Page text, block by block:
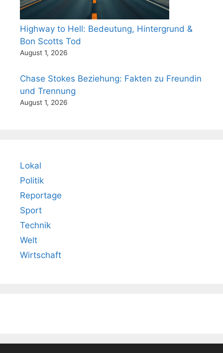
Highway to Hell: Bedeutung, Hintergrund &
Bon Scotts Tod
August 1, 2026
Chase Stokes Beziehung: Fakten zu Freundin
und Trennung
August 1, 2026
Lokal
Politik
Reportage
Sport
Technik
Welt
Wirtschaft